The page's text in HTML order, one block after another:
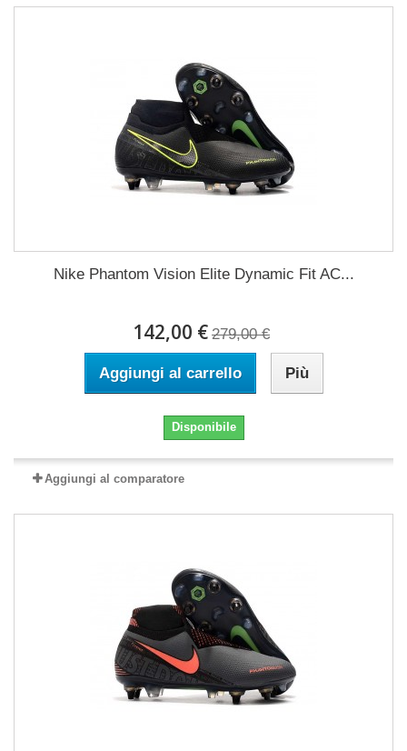
Nike Phantom Vision Elite Dynamic Fit AC...
142,00 € 279,00 €
Aggiungi al carrello Più
Disponibile
Aggiungi al comparatore